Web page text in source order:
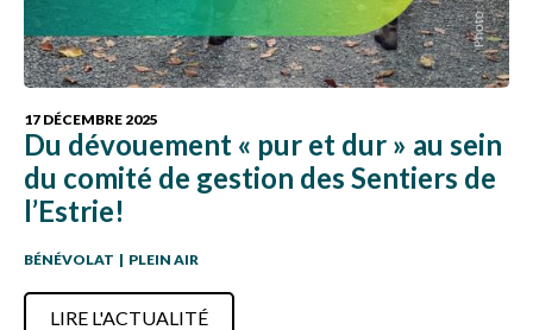
17 DÉCEMBRE 2025
Du dévouement « pur et dur » au sein
du comité de gestion des Sentiers de
l’Estrie!
BÉNÉVOLAT | PLEIN AIR
LIRE L'ACTUALITÉ